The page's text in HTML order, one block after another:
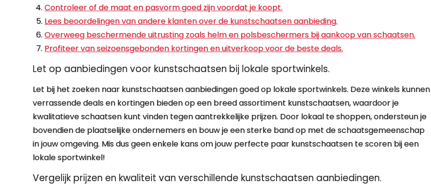
Controleer of de maat en pasvorm goed zijn voordat je koopt.
Lees beoordelingen van andere klanten over de kunstschaatsen aanbieding.
Overweeg beschermende uitrusting zoals helm en polsbeschermers bij aankoop van schaatsen.
Profiteer van seizoensgebonden kortingen en uitverkoop voor de beste deals.
Let op aanbiedingen voor kunstschaatsen bij lokale sportwinkels.
Let bij het zoeken naar kunstschaatsen aanbiedingen goed op lokale sportwinkels. Deze winkels kunnen
verrassende deals en kortingen bieden op een breed assortiment kunstschaatsen, waardoor je
kwalitatieve schaatsen kunt vinden tegen aantrekkelijke prijzen. Door lokaal te shoppen, ondersteun je
bovendien de plaatselijke ondernemers en bouw je een sterke band op met de schaatsgemeenschap
in jouw omgeving. Mis dus geen enkele kans om jouw perfecte paar kunstschaatsen te scoren bij een
lokale sportwinkel!
Vergelijk prijzen en kwaliteit van verschillende kunstschaatsen aanbiedingen.